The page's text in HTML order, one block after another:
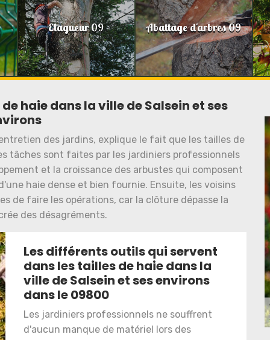
Elagueur 09 Abattage d'arbres 09
haie dans la ville de Salsein et ses
des jardins, explique le fait que les tailles de
tâches sont faites par les jardiniers professionnels
et la croissance des arbustes qui composent
haie dense et bien fournie. Ensuite, les voisins
de faire les opérations, car la clôture dépasse la
des désagréments.
Les différents outils qui servent
dans les tailles de haie dans la
ville de Salsein et ses environs
dans le 09800
Les jardiniers professionnels ne souffrent
d'aucun manque de matériel lors des